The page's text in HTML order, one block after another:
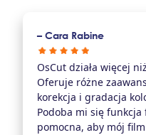
– Cara Rabine
OsCut działa więcej
Oferuje różne
korekcja i gradacja
Podoba mi się
pomocna, aby mój